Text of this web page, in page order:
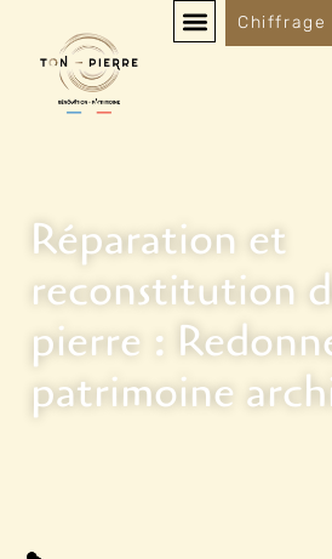
Chiffrage
Réparation et
reconstitution
pierre :
patrimoine